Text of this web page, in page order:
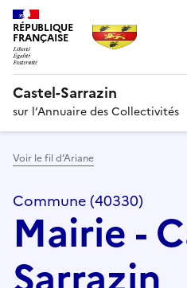
RÉPUBLIQUE
FRANÇAISE
Castel-Sarrazin
sur l’Annuaire des Collectivités
Voir le fil d’Ariane
Commune (40330)
Mairie -